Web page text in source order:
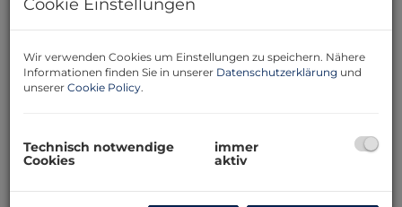
360 Grad Rundgang
Cookie Einstellungen
Wir verwenden Cookies um Einstellungen zu speichern. Nähere
Informationen finden Sie in unserer Datenschutzerklärung und
unserer Cookie Policy.
Technisch notwendige
Cookies
immer
aktiv